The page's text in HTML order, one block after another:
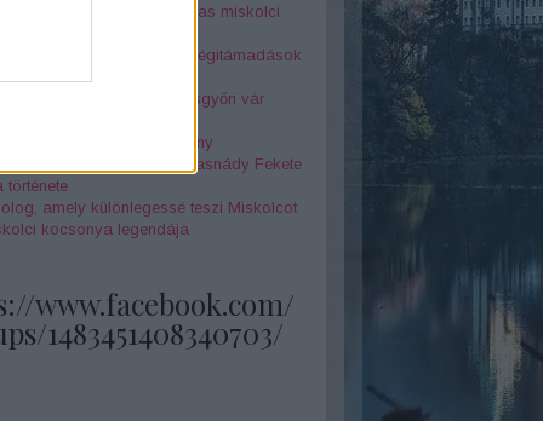
megérkezett" - az 1878-as miskolci
földjén - Miskolc elleni légitámadások
világháború alatt
érdekesség a Diósgyőri vár
Annók a miskolci boszorkány
szépségkirálynő - Tasnády Fekete
története
amely különlegessé teszi Miskolcot
kocsonya legendája
www.facebook.com/
1483451408340703/